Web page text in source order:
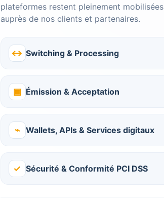
plateformes restent pleinement mobilisées
auprès de nos clients et partenaires.
↔ Switching & Processing
▣ Émission & Acceptation
⌁ Wallets, APIs & Services digitaux
✓ Sécurité & Conformité PCI DSS